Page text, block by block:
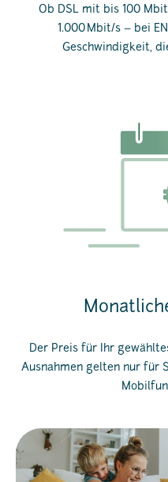
Ob DSL mit bis 100
1.000 Mbit/s – bei
Geschwindigkeit,
Der Preis für Ihr
Ausnahmen gelten nur für